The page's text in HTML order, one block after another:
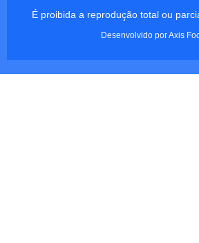
É proibida a reprodução total ou
Desenvolvido porAxis